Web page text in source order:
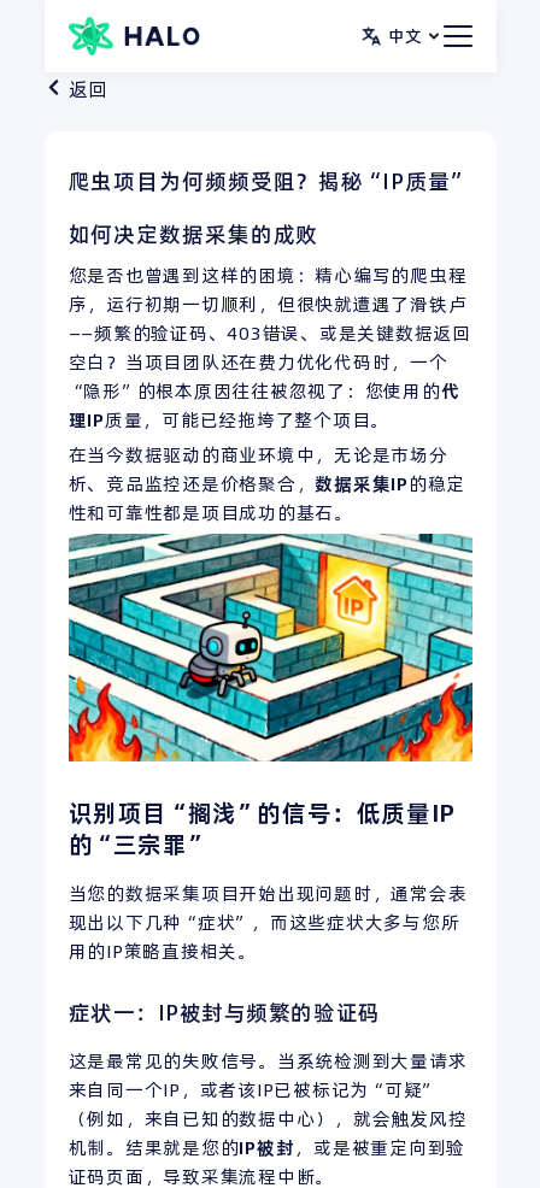
中文
返回
爬虫项目为何频频受阻？揭秘“IP质量”
如何决定数据采集的成败
您是否也曾遇到这样的困境：精心编写的爬虫程
序，运行初期一切顺利，但很快就遭遇了滑铁卢
——频繁的验证码、403错误、或是关键数据返回
空白？当项目团队还在费力优化代码时，一个
“隐形”的根本原因往往被忽视了：您使用的代
理IP质量，可能已经拖垮了整个项目。
在当今数据驱动的商业环境中，无论是市场分
析、竞品监控还是价格聚合，数据采集IP的稳定
性和可靠性都是项目成功的基石。
识别项目“搁浅”的信号：低质量IP
的“三宗罪”
当您的数据采集项目开始出现问题时，通常会表
现出以下几种“症状”，而这些症状大多与您所
用的IP策略直接相关。
症状一：IP被封与频繁的验证码
这是最常见的失败信号。当系统检测到大量请求
来自同一个IP，或者该IP已被标记为“可疑”
（例如，来自已知的数据中心），就会触发风控
机制。结果就是您的IP被封，或是被重定向到验
证码页面，导致采集流程中断。